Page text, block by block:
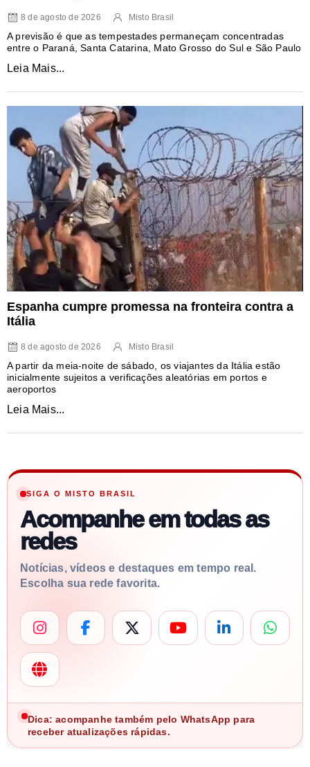
8 de agosto de 2026 Misto Brasil
A previsão é que as tempestades permaneçam concentradas
entre o Paraná, Santa Catarina, Mato Grosso do Sul e São Paulo
Leia Mais...
Espanha cumpre promessa na fronteira contra a
Itália
8 de agosto de 2026 Misto Brasil
A partir da meia-noite de sábado, os viajantes da Itália estão
inicialmente sujeitos a verificações aleatórias em portos e
aeroportos
Leia Mais...
SIGA O MISTO BRASIL
Acompanhe em todas as
redes
Notícias, vídeos e destaques em tempo real.
Escolha sua rede favorita.
Dica: acompanhe também pelo WhatsApp para
receber atualizações rápidas.